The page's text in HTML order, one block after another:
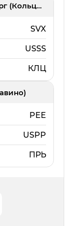
Екатеринбург (Кольцово)
SVX
USSS
КЛЦ
PEE
USPP
ПРЬ